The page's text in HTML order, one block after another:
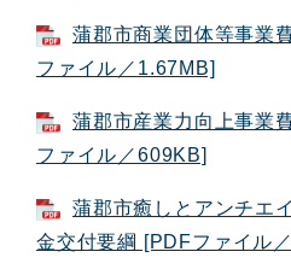
蒲郡市商業団体等事業
ファイル／1.67MB]
蒲郡市産業力向上事業
ファイル／609KB]
蒲郡市癒しとアンチエ
金交付要綱 [PDFファイル